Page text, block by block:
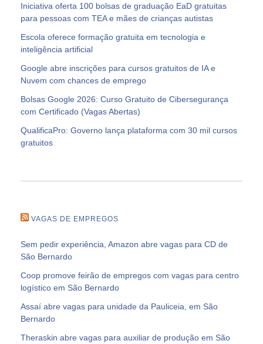
Iniciativa oferta 100 bolsas de graduação EaD gratuitas
para pessoas com TEA e mães de crianças autistas
Escola oferece formação gratuita em tecnologia e
inteligência artificial
Google abre inscrições para cursos gratuitos de IA e
Nuvem com chances de emprego
Bolsas Google 2026: Curso Gratuito de Cibersegurança
com Certificado (Vagas Abertas)
QualificaPro: Governo lança plataforma com 30 mil cursos
gratuitos
VAGAS DE EMPREGOS
Sem pedir experiência, Amazon abre vagas para CD de
São Bernardo
Coop promove feirão de empregos com vagas para centro
logístico em São Bernardo
Assaí abre vagas para unidade da Pauliceia, em São
Bernardo
Theraskin abre vagas para auxiliar de produção em São